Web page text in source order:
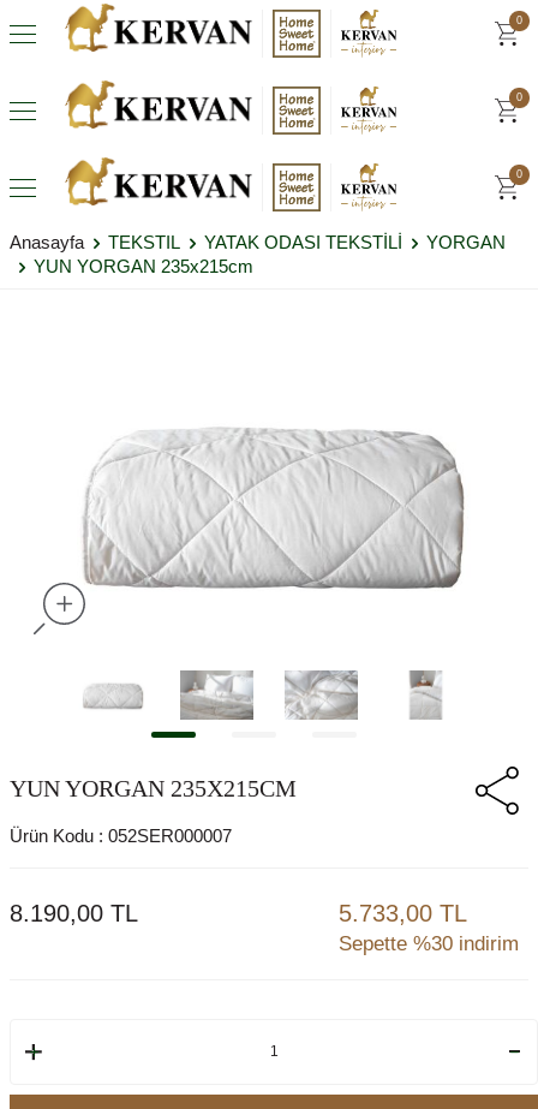
0
0
0
Anasayfa TEKSTIL YATAK ODASI TEKSTİLİ
YORGAN
YUN YORGAN 235x215cm
YUN YORGAN 235X215CM
Ürün Kodu : 052SER000007
8.190,00 TL 5.733,00 TL
Sepette %30 indirim